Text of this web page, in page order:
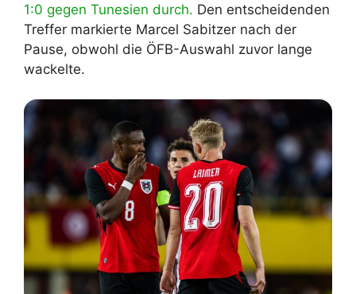
1:0 gegen Tunesien durch. Den entscheidenden
Treffer markierte Marcel Sabitzer nach der
Pause, obwohl die ÖFB-Auswahl zuvor lange
wackelte.